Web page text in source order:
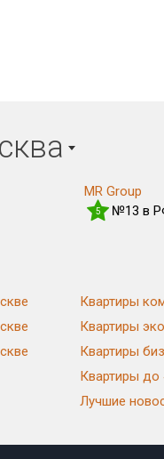
MR Group
5 №13 в
Квартиры
Квартиры
Квартиры
Квартиры до
Лучшие